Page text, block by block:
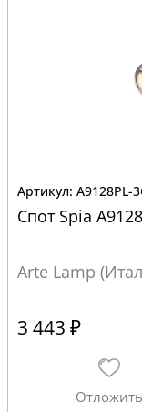
A9128PL-
Спот Spia
Arte Lamp
3 443 ₽